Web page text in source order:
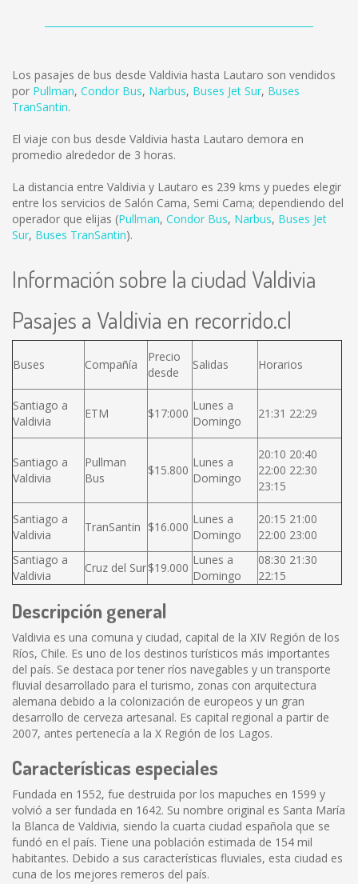
Los pasajes de bus desde Valdivia hasta Lautaro son vendidos
por Pullman, Condor Bus, Narbus, Buses Jet Sur, Buses
TranSantin.
El viaje con bus desde Valdivia hasta Lautaro demora en
promedio alrededor de 3 horas.
La distancia entre Valdivia y Lautaro es 239 kms y puedes elegir
entre los servicios de Salón Cama, Semi Cama; dependiendo del
operador que elijas (Pullman, Condor Bus, Narbus, Buses Jet
Sur, Buses TranSantin).
Información sobre la ciudad Valdivia
Pasajes a Valdivia en recorrido.cl
Buses Compañía
Precio
desde
Salidas Horarios
Santiago a
Valdivia
ETM $17:000
Lunes a
Domingo
21:31 22:29
Santiago a
Valdivia
Pullman
Bus
$15.800
Lunes a
Domingo
20:10 20:40
22:00 22:30
23:15
Santiago a
Valdivia
TranSantin $16.000
Lunes a
Domingo
20:15 21:00
22:00 23:00
Santiago a
Valdivia
Cruz del Sur$19.000
Lunes a
Domingo
08:30 21:30
22:15
Descripción general
Valdivia es una comuna y ciudad, capital de la XIV Región de los
Ríos, Chile. Es uno de los destinos turísticos más importantes
del país. Se destaca por tener ríos navegables y un transporte
fluvial desarrollado para el turismo, zonas con arquitectura
alemana debido a la colonización de europeos y un gran
desarrollo de cerveza artesanal. Es capital regional a partir de
2007, antes pertenecía a la X Región de los Lagos.
Características especiales
Fundada en 1552, fue destruida por los mapuches en 1599 y
volvió a ser fundada en 1642. Su nombre original es Santa María
la Blanca de Valdivia, siendo la cuarta ciudad española que se
fundó en el país. Tiene una población estimada de 154 mil
habitantes. Debido a sus características fluviales, esta ciudad es
cuna de los mejores remeros del país.